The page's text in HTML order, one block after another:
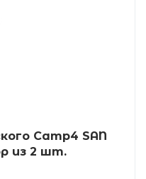
Camp4 SAN
из 2 шт.